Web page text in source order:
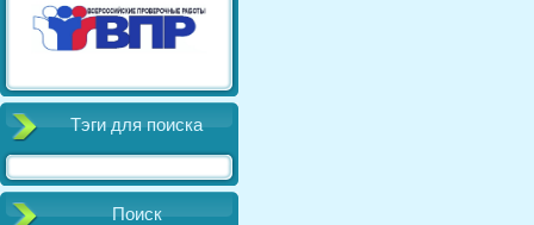
Тэги для поиска
Поиск